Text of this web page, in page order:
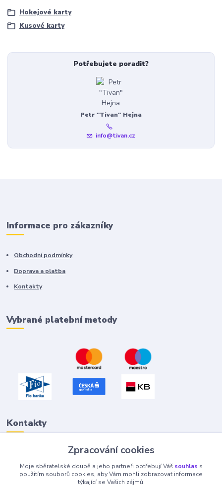
Hokejové karty
Kusové karty
Potřebujete poradit?
Petr "Tivan" Hejna
info@tivan.cz
Informace pro zákazníky
Obchodní podmínky
Doprava a platba
Kontakty
Vybrané platební metody
Kontakty
info@tivan.cz
Zpracování cookies
Moje sběratelské doupě a jeho partneři potřebují Váš souhlas s
použitím souborů cookies, aby Vám mohli zobrazovat informace
týkající se Vašich zájmů.